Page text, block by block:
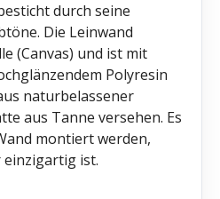
durch seine
Die Leinwand
(Canvas) und ist mit
Polyresin
naturbelassener
aus Tanne versehen. Es
montiert werden,
einzigartig ist.